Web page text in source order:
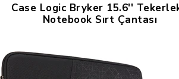
Case Logic Bryker 15.6''
Notebook Sırt Çantası